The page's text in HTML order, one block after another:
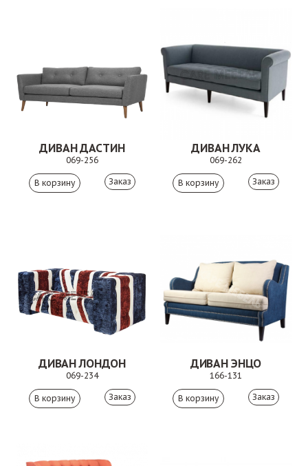
ДИВАН ДАСТИН
069-256
Заказ
ДИВАН ЛУКА
069-262
Заказ
ДИВАН ЛОНДОН
069-234
Заказ
ДИВАН ЭНЦО
166-131
Заказ